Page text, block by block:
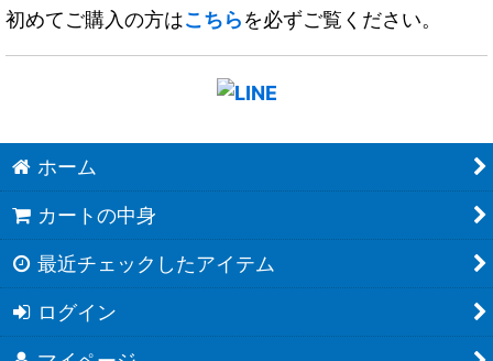
初めてご購入の方はこちらを必ずご覧ください。
ホーム
カートの中身
最近チェックしたアイテム
ログイン